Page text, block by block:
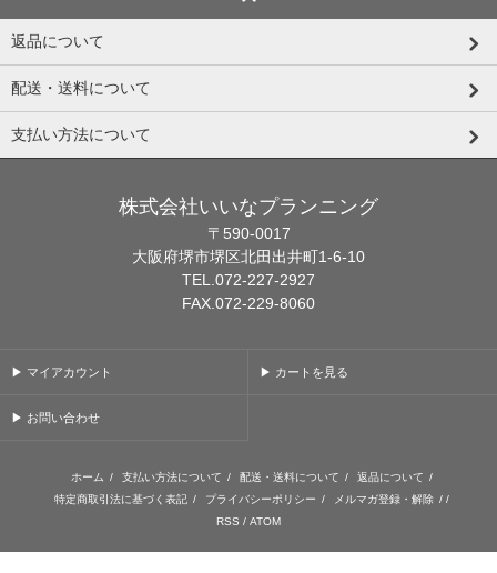
返品について
配送・送料について
支払い方法について
株式会社いいなプランニング
〒590-0017
大阪府堺市堺区北田出井町1-6-10
TEL.072-227-2927
FAX.072-229-8060
▶ マイアカウント ▶ カートを見る
▶ お問い合わせ
ホーム / 支払い方法について / 配送・送料について / 返品について /
特定商取引法に基づく表記 / プライバシーポリシー / メルマガ登録・解除 / /
RSS / ATOM